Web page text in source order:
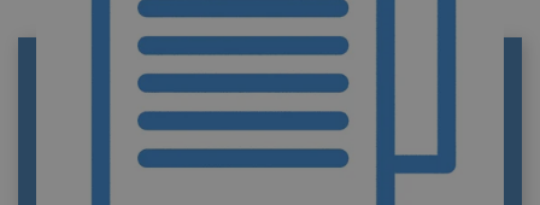
REGISTRO CIVIL DE DURANGO
Información de contacto del Registro civil de
Durango. Funciones y trámites. Portal privado